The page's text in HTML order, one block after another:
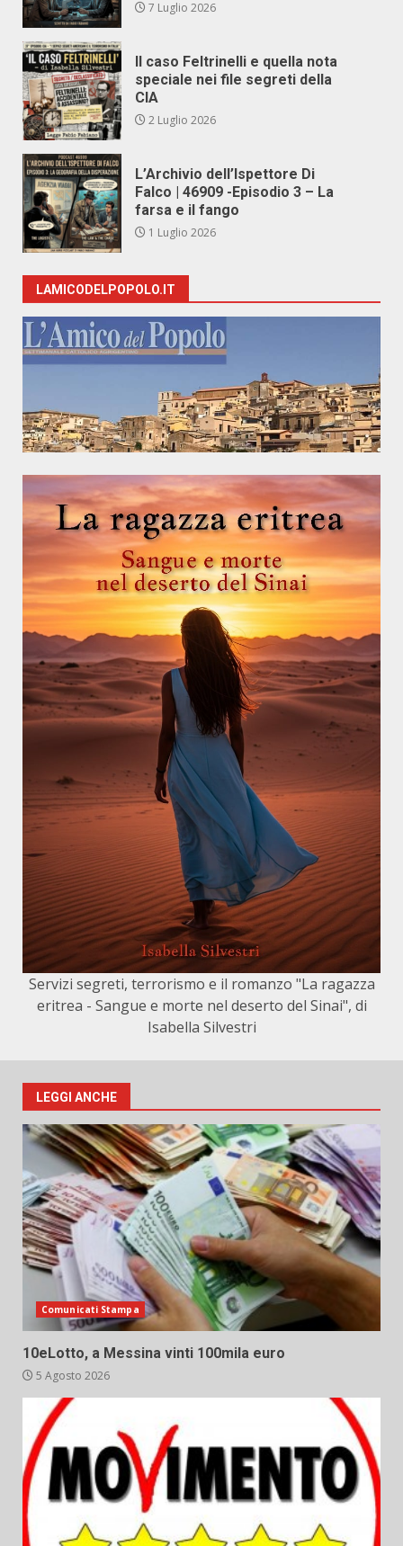
7 Luglio 2026
Il caso Feltrinelli e quella nota
speciale nei file segreti della
CIA
2 Luglio 2026
L’Archivio dell’Ispettore Di
Falco | 46909 -Episodio 3 – La
farsa e il fango
1 Luglio 2026
LAMICODELPOPOLO.IT
Servizi segreti, terrorismo e il romanzo "La ragazza
eritrea - Sangue e morte nel deserto del Sinai", di
Isabella Silvestri
LEGGI ANCHE
Comunicati Stampa
10eLotto, a Messina vinti 100mila euro
5 Agosto 2026